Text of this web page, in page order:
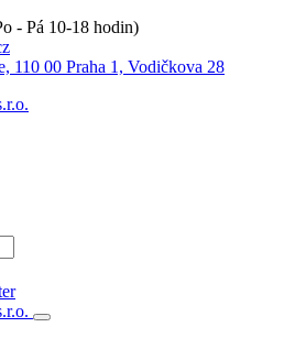
- Pá 10-18 hodin)
110 00 Praha 1, Vodičkova 28